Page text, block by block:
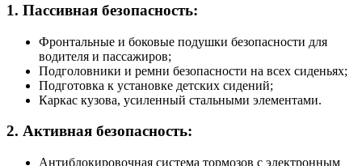
1. Пассивная безопасность:
Фронтальные и боковые подушки безопасности для
водителя и пассажиров;
Подголовники и ремни безопасности на всех сиденьях;
Подготовка к установке детских сидений;
Каркас кузова, усиленный стальными элементами.
2. Активная безопасность:
Антиблокировочная система тормозов с электронным